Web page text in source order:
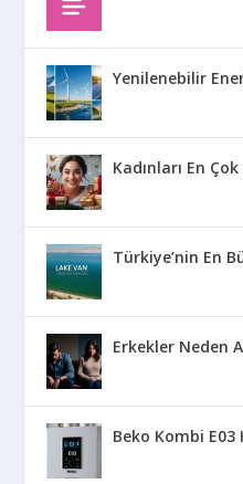
Yenilenebilir
Kadınları En
Türkiye’nin En
Erkekler Neden
Beko Kombi E03